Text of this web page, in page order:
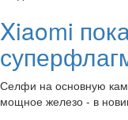
Xiaomi
Селфи на основную
мощное железо - в